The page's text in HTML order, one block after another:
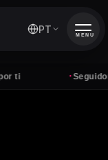
ti
PT MENU